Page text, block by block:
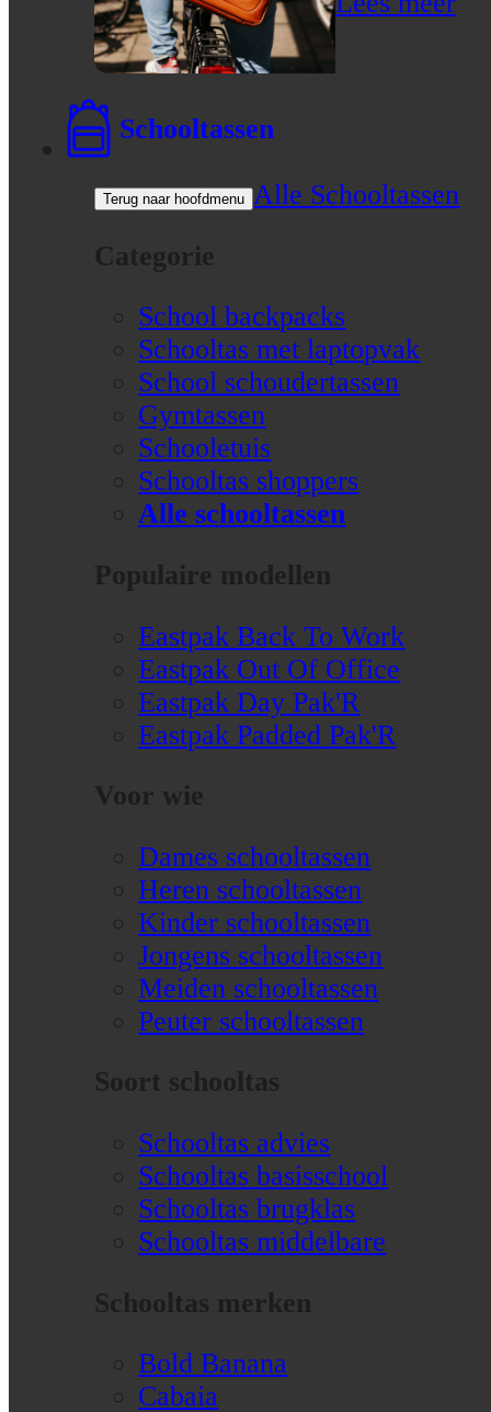
Schooltassen
Terug naar hoofdmenu Alle Schooltassen
Categorie
School backpacks
Schooltas met laptopvak
School schoudertassen
Gymtassen
Schooletuis
Schooltas shoppers
Alle schooltassen
Populaire modellen
Eastpak Back To Work
Eastpak Out Of Office
Eastpak Day Pak'R
Eastpak Padded Pak'R
Voor wie
Dames schooltassen
Heren schooltassen
Kinder schooltassen
Jongens schooltassen
Meiden schooltassen
Peuter schooltassen
Soort schooltas
Schooltas advies
Schooltas basisschool
Schooltas brugklas
Schooltas middelbare
Schooltas merken
Bold Banana
Cabaia